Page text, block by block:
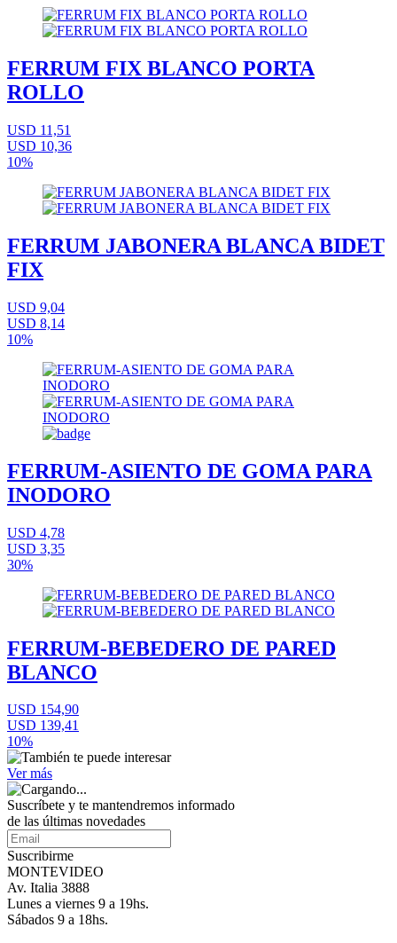
FERRUM FIX BLANCO PORTA
ROLLO
USD 11,51
USD 10,36
10%
FERRUM JABONERA BLANCA BIDET
FIX
USD 9,04
USD 8,14
10%
FERRUM-ASIENTO DE GOMA PARA
INODORO
USD 4,78
USD 3,35
30%
FERRUM-BEBEDERO DE PARED
BLANCO
USD 154,90
USD 139,41
10%
Ver más
Suscríbete y te mantendremos informado
de las últimas novedades
Suscribirme
MONTEVIDEO
Av. Italia 3888
Lunes a viernes 9 a 19hs.
Sábados 9 a 18hs.